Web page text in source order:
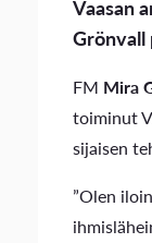
Vaasan
FM Mira
toiminut
sijaisen
”Olen